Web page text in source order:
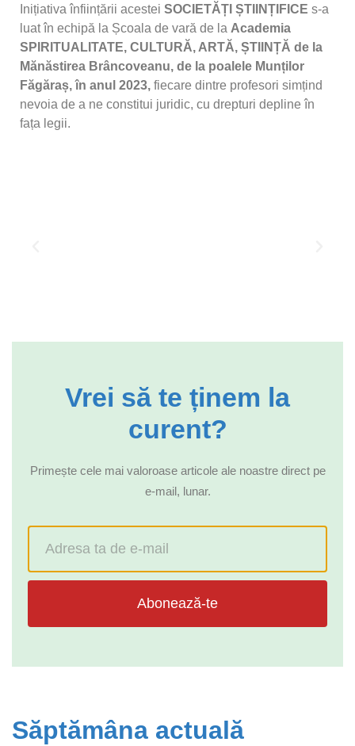
Inițiativa înființării acestei SOCIETĂȚI ȘTIINȚIFICE s-a
luat în echipă la Școala de vară de la Academia
SPIRITUALITATE, CULTURĂ, ARTĂ, ȘTIINȚĂ de la
Mănăstirea Brâncoveanu, de la poalele Munților
Făgăraș, în anul 2023, fiecare dintre profesori simțind
nevoia de a ne constitui juridic, cu drepturi depline în
fața legii.
Vrei să te ținem la
curent?
Primește cele mai valoroase articole ale noastre direct pe
e-mail, lunar.
Abonează-te
Săptămâna actuală